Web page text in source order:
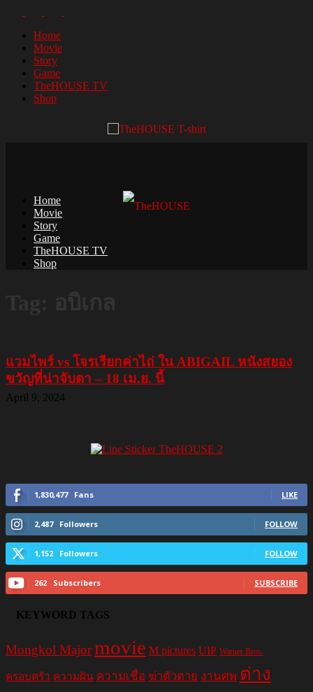
Home
Movie
Story
Game
TheHOUSE TV
Shop
Home
Movie
Story
Game
TheHOUSE TV
Shop
แวมไพร์ vs โจรเรียกค่าไถ่ ใน ABIGAIL หนังสยอง
ขวัญที่น่าจับตา – 18 เม.ย. นี้
April 9, 2024
1,830,477 Fans LIKE
2,487 Followers FOLLOW
1,152 Followers FOLLOW
262 Subscribers SUBSCRIBE
KEYWORD TAGS
Mongkol Majormovie M pictures UIP Warner Bros.
ครอบครัว ความฝัน ความเชื่อ ฆ่าตัวตาย งานศพ ต่าง